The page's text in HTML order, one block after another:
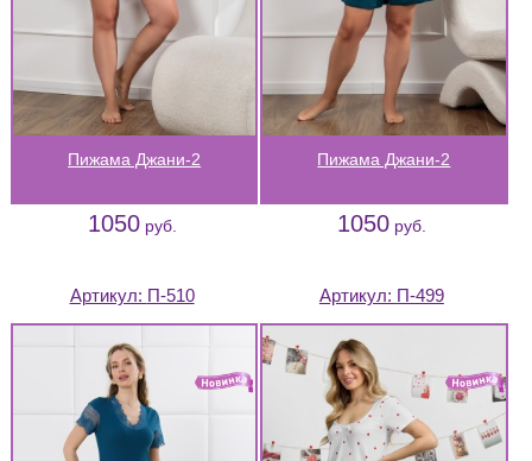
Пижама Джани-2
1050руб.
Пижама Джани-2
1050руб.
Артикул: П-510 Артикул: П-499